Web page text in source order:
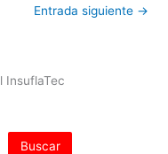
di l
p
Entrada siguiente →
Buscar